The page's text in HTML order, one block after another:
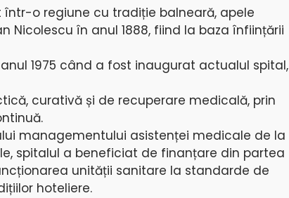
o regiune cu tradiție balneară, apele
în anul 1888, fiind la baza înființării
1975 când a fost inaugurat actualul spital,
curativă și de recuperare medicală, prin
managementului asistenței medicale de la
spitalul a beneficiat de finanțare din partea
unității sanitare la standarde de
hoteliere.